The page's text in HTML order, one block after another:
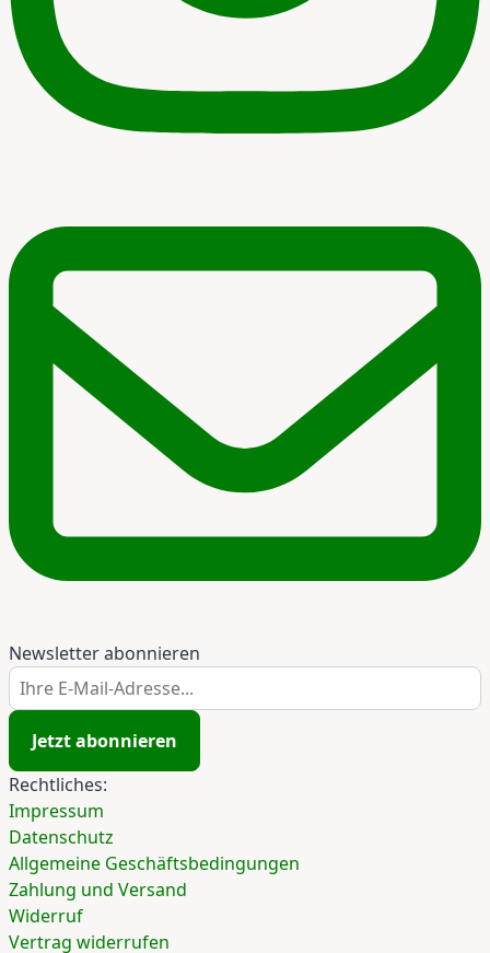
Newsletter abonnieren
Ihre E-Mail-Adresse...
Jetzt abonnieren
Rechtliches:
Impressum
Datenschutz
Allgemeine Geschäftsbedingungen
Zahlung und Versand
Widerruf
Vertrag widerrufen